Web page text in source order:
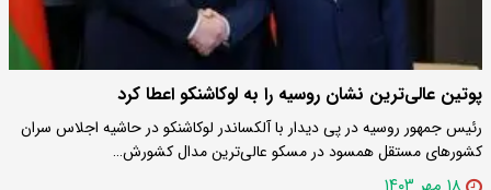
پوتین عالی‌ترین نشان روسیه را به لوکاشنکو اعطا کرد
رئیس جمهور روسیه در پی دیدار با آلکساندر لوکاشنکو در حاشیه اجلاس سران
کشورهای مستقل همسود در مسکو عالی‌ترین مدال کشورش…